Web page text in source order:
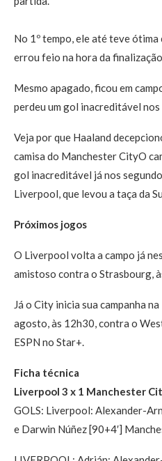
No 1º tempo, ele até teve ótima
errou feio na hora da
Mesmo apagado, ficou em
perdeu um gol inacreditável nos
Veja por que Haaland
camisa do Manchester CityO
gol inacreditável já nos
Liverpool, que levou a taça da
Próximos jogos
O Liverpool volta a campo já
amistoso contra o Strasbourg,
Já o City inicia sua campanha
agosto, às 12h30, contra o
ESPN no Star+.
Ficha técnica
Liverpool 3 x 1 Manchester
GOLS: Liverpool: Alexander-
e Darwin Núñez [90+4′]